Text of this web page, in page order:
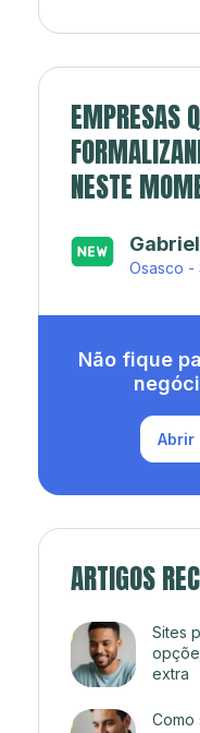
EMPRESAS
NESTE
Osasco -
Rio de
Não fique
Abrir
ARTIGOS
Sites
extra
Como